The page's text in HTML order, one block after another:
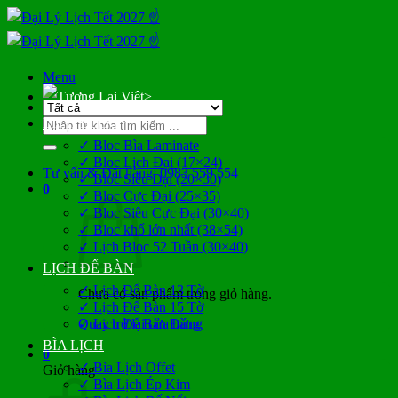
Bỏ
qua
nội
Menu
Tìm
kiếm:
Tư vấn & Đặt hàng: 0983 559 554
0
Chưa có sản phẩm trong giỏ hàng.
Quay trở lại cửa hàng
0
Giỏ hàng
>
LỊCH BLOC
✓ Bloc Bìa Laminate
✓ Bloc Lịch Đại (17×24)
✓ Bloc Siêu Đại (20×30)
✓ Bloc Cực Đại (25×35)
✓ Bloc Siêu Cực Đại (30×40)
✓ Bloc khổ lớn nhất (38×54)
✓ Lịch Bloc 52 Tuần (30×40)
LỊCH ĐỂ BÀN
✓ Lịch Để Bàn 13 Tờ
✓ Lịch Để Bàn 15 Tờ
✓ Lịch Để Bàn Đứng
BÌA LỊCH
✓ Bìa Lịch Offet
✓ Bìa Lịch Ép Kim